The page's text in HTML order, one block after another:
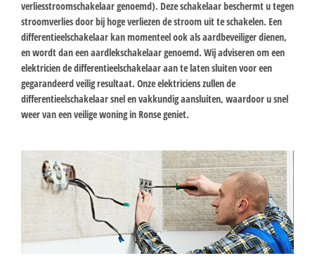
verliesstroomschakelaar genoemd). Deze schakelaar beschermt u tegen
stroomverlies door bij hoge verliezen de stroom uit te schakelen. Een
differentieelschakelaar kan momenteel ook als aardbeveiliger dienen,
en wordt dan een aardlekschakelaar genoemd. Wij adviseren om een
elektricien de differentieelschakelaar aan te laten sluiten voor een
gegarandeerd veilig resultaat. Onze elektriciens zullen de
differentieelschakelaar snel en vakkundig aansluiten, waardoor u snel
weer van een veilige woning in Ronse geniet.